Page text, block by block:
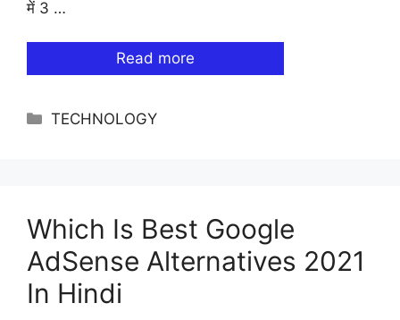
में 3 …
Read more
Categories
TECHNOLOGY
Which Is Best Google
AdSense Alternatives 2021
In Hindi